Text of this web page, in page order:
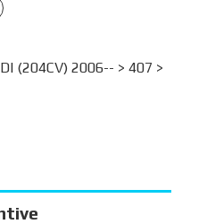
(204CV) 2006-- > 407 >